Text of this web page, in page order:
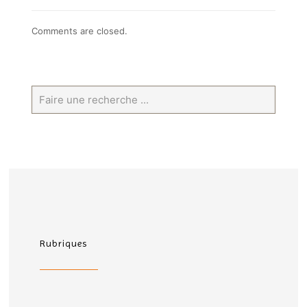
Comments are closed.
Rubriques